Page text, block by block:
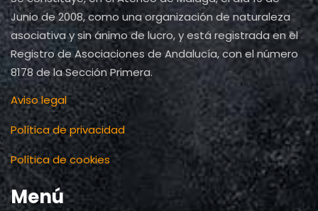
o
s
Junio de 2008, como una organización de naturaleza
asociativa y sin ánimo de lucro, y está registrada en el
Registro de Asociaciones de Andalucía, con el número
8178 de la Sección Primera.
Aviso legal
Política de privacidad
Política de cookies
Menú